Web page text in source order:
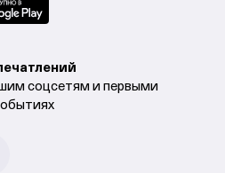
соцсетям и первыми